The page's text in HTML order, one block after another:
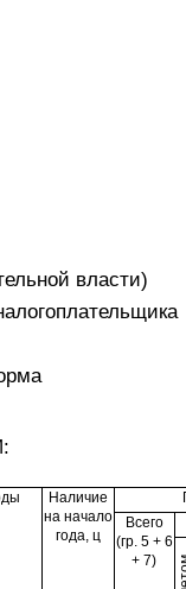
власти)
Наличие
на начало
года, ц
Всего
(гр. 5 + 6
+ 7)